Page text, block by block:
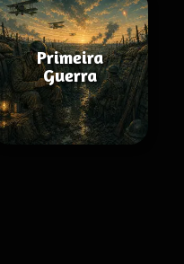
Primeira
Guerra